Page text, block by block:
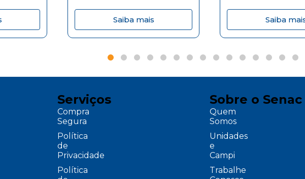
Saiba mais Saiba
Serviços
Compra
Segura
Política
de
Privacidade
Política
Sobre o Senac
Quem
Somos
Unidades
e
Campi
Trabalhe